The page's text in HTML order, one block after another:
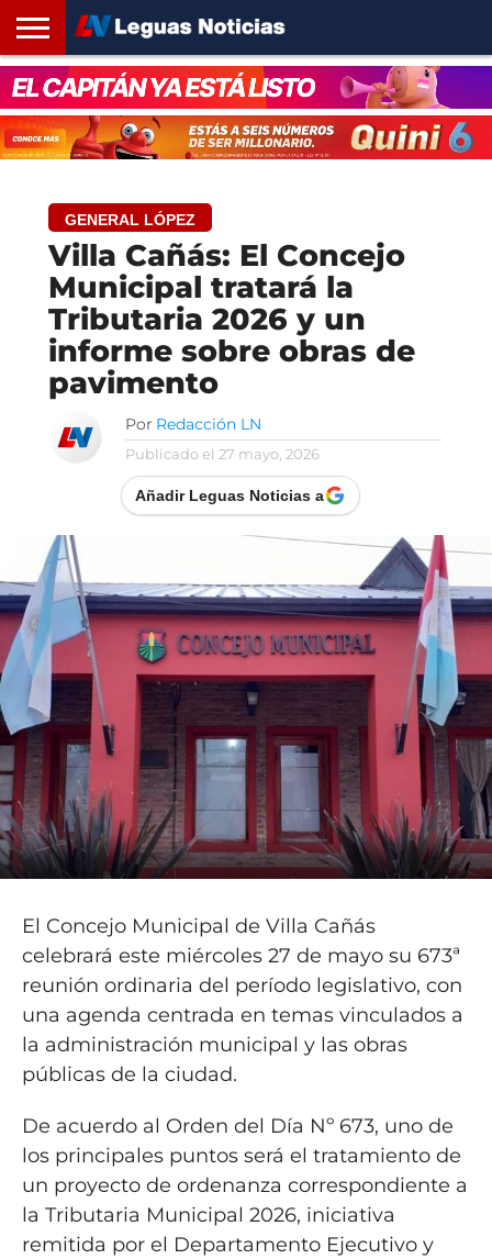
INICIO
SANTA
FE
ROSARIO24
REGIONES
ARGENTINA
OPINIÓN
CONTACTO
GENERAL LÓPEZ
Villa Cañás: El Concejo
Municipal tratará la
Tributaria 2026 y un
informe sobre obras de
pavimento
Por Redacción LN
Publicado el 27 mayo, 2026
Añadir Leguas Noticias a
El Concejo Municipal de Villa Cañás
celebrará este miércoles 27 de mayo su 673ª
reunión ordinaria del período legislativo, con
una agenda centrada en temas vinculados a
la administración municipal y las obras
públicas de la ciudad.
De acuerdo al Orden del Día Nº 673, uno de
los principales puntos será el tratamiento de
un proyecto de ordenanza correspondiente a
la Tributaria Municipal 2026, iniciativa
remitida por el Departamento Ejecutivo y